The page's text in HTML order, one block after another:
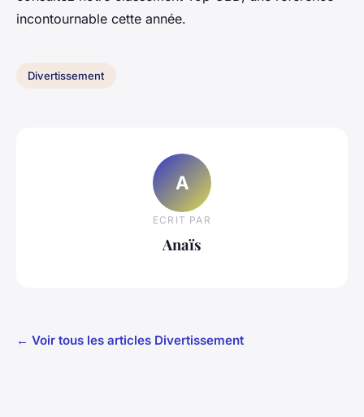
incontournable cette année.
Divertissement
A
ECRIT PAR
Anaïs
← Voir tous les articles Divertissement